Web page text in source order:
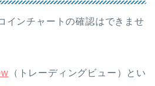
インチャートの確認はできませ
（トレーディングビュー）とい